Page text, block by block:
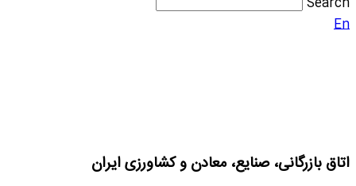
En
اتاق بازرگانی، صنایع، معادن و کشاورزی ایران